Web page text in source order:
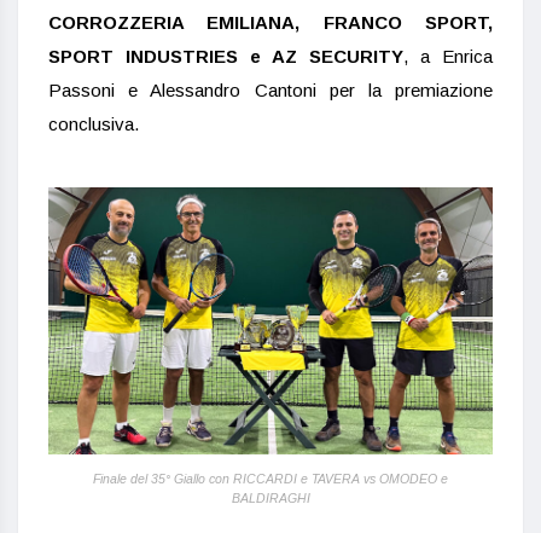
CORROZZERIA EMILIANA, FRANCO SPORT,
SPORT INDUSTRIES e AZ SECURITY, a Enrica
Passoni e Alessandro Cantoni per la premiazione
conclusiva.
Finale del 35° Giallo con RICCARDI e TAVERA vs OMODEO e
BALDIRAGHI